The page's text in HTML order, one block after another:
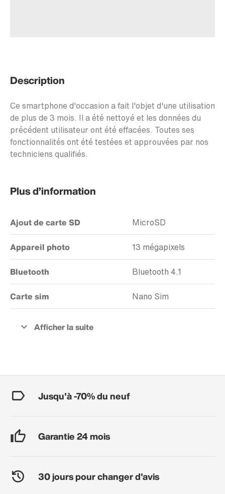
Description
Ce smartphone d'occasion a fait l'objet d'une utilisation
de plus de 3 mois. Il a été nettoyé et les données du
précédent utilisateur ont été effacées. Toutes ses
fonctionnalités ont été testées et approuvées par nos
techniciens qualifiés.
Plus d’information
Ajout de carte SD MicroSD
Appareil photo 13 mégapixels
Bluetooth Bluetooth 4.1
Carte sim Nano Sim
Jusqu'à -70% du neuf
Garantie 24 mois
30 jours pour changer d'avis